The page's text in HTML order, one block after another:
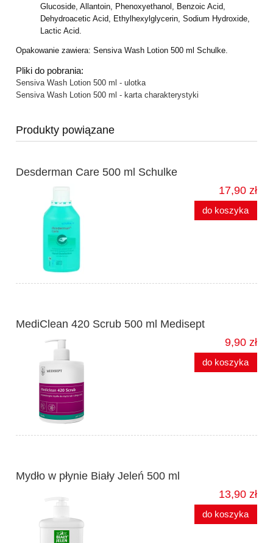
Glucoside, Allantoin, Phenoxyethanol, Benzoic Acid,
Dehydroacetic Acid, Ethylhexylglycerin, Sodium Hydroxide,
Lactic Acid.
Opakowanie zawiera: Sensiva Wash Lotion 500 ml Schulke.
Pliki do pobrania:
Sensiva Wash Lotion 500 ml - ulotka
Sensiva Wash Lotion 500 ml - karta charakterystyki
Produkty powiązane
Desderman Care 500 ml Schulke
17,90 zł
do koszyka
MediClean 420 Scrub 500 ml Medisept
9,90 zł
do koszyka
Mydło w płynie Biały Jeleń 500 ml
13,90 zł
do koszyka